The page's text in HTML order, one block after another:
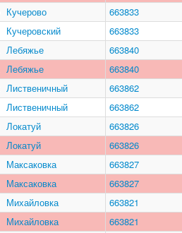
Кучерово
663833
Кучеровский
663833
Лебяжье
663840
Лебяжье
663840
Лиственичный
663862
Лиственичный
663862
Локатуй
663826
Локатуй
663826
Максаковка
663827
Максаковка
663827
Михайловка
663821
Михайловка
663821